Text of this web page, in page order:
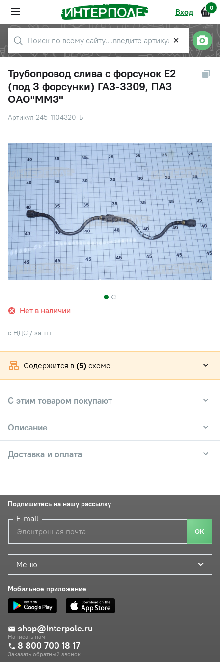
Вход 0
✕
Трубопровод слива с форсунок Е2
(под 3 форсунки) ГАЗ-3309, ПАЗ
ОАО"ММЗ"
Артикул 245-1104320-Б
Нет в наличии
с НДС / за шт
Содержится в (5) схеме
С этим товаром покупают
Описание
Доставка и оплата
Меню
Мобильное приложение
shop@interpole.ru
Написать нам
8 800 700 18 17
Заказать обратный звонок
Подпишитесь на нашу рассылку
E-mail
ОК